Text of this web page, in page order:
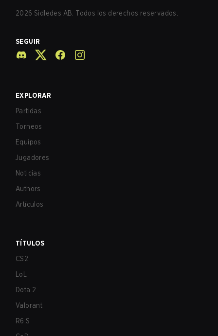
2026 Sidledes AB. Todos los derechos reservados.
SEGUIR
EXPLORAR
Partidas
Torneos
Equipos
Jugadores
Noticias
Authors
Artículos
TÍTULOS
CS2
LoL
Dota 2
Valorant
R6:S